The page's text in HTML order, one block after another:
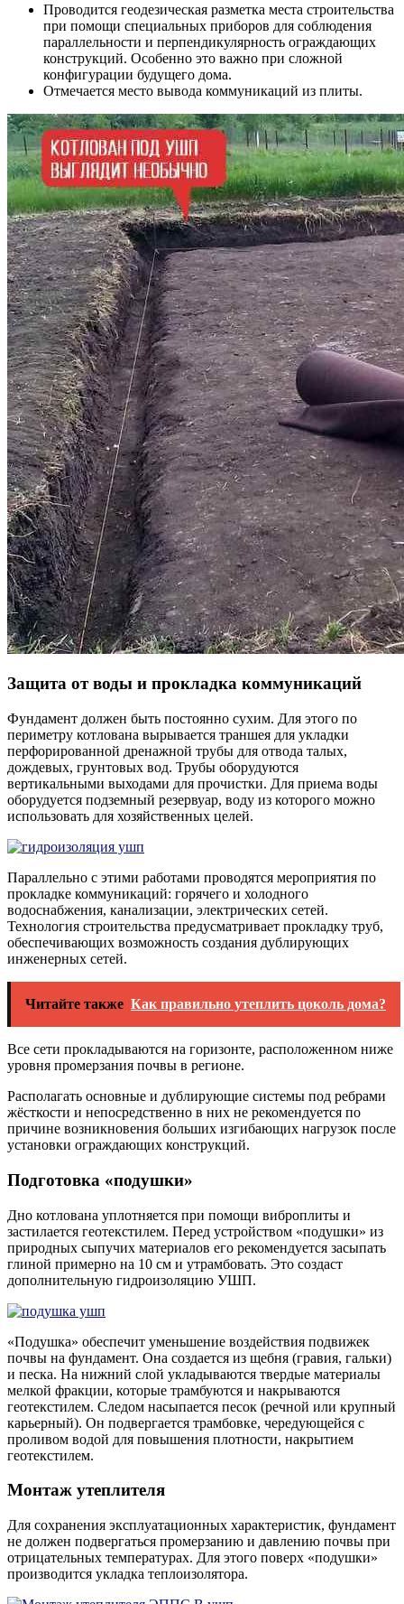
Проводится геодезическая разметка места строительства
при помощи специальных приборов для соблюдения
параллельности и перпендикулярность ограждающих
конструкций. Особенно это важно при сложной
конфигурации будущего дома.
Отмечается место вывода коммуникаций из плиты.
Защита от воды и прокладка коммуникаций
Фундамент должен быть постоянно сухим. Для этого по
периметру котлована вырывается траншея для укладки
перфорированной дренажной трубы для отвода талых,
дождевых, грунтовых вод. Трубы оборудуются
вертикальными выходами для прочистки. Для приема воды
оборудуется подземный резервуар, воду из которого можно
использовать для хозяйственных целей.
Параллельно с этими работами проводятся мероприятия по
прокладке коммуникаций: горячего и холодного
водоснабжения, канализации, электрических сетей.
Технология строительства предусматривает прокладку труб,
обеспечивающих возможность создания дублирующих
инженерных сетей.
Читайте также Как правильно утеплить цоколь дома?
Все сети прокладываются на горизонте, расположенном ниже
уровня промерзания почвы в регионе.
Располагать основные и дублирующие системы под ребрами
жёсткости и непосредственно в них не рекомендуется по
причине возникновения больших изгибающих нагрузок после
установки ограждающих конструкций.
Подготовка «подушки»
Дно котлована уплотняется при помощи виброплиты и
застилается геотекстилем. Перед устройством «подушки» из
природных сыпучих материалов его рекомендуется засыпать
глиной примерно на 10 см и утрамбовать. Это создаст
дополнительную гидроизоляцию УШП.
«Подушка» обеспечит уменьшение воздействия подвижек
почвы на фундамент. Она создается из щебня (гравия, гальки)
и песка. На нижний слой укладываются твердые материалы
мелкой фракции, которые трамбуются и накрываются
геотекстилем. Следом насыпается песок (речной или крупный
карьерный). Он подвергается трамбовке, чередующейся с
проливом водой для повышения плотности, накрытием
геотекстилем.
Монтаж утеплителя
Для сохранения эксплуатационных характеристик, фундамент
не должен подвергаться промерзанию и давлению почвы при
отрицательных температурах. Для этого поверх «подушки»
производится укладка теплоизолятора.